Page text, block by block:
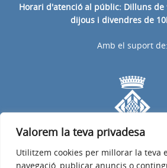
Valorem la teva privadesa
Utilitzem cookies per millorar la teva
navegació, publicar anuncis o
Horari d'atenció al públic: Dilluns de
dijous i divendres de
Amb el suport de: